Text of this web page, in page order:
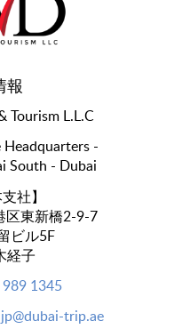
報
Tourism L.L.C
Headquarters -
South - Dubai
社】
区東新橋2-9-7
ビル5F
経子
1345
trip.ae